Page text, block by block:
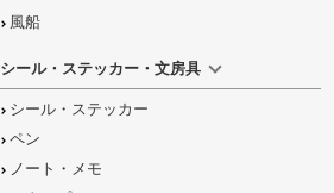
風船
シール・ステッカー・文房具
シール・ステッカー
ペン
ノート・メモ